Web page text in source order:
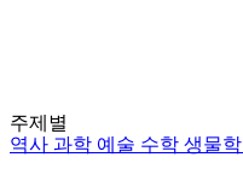
주제별
역사과학 예술 수학생물학